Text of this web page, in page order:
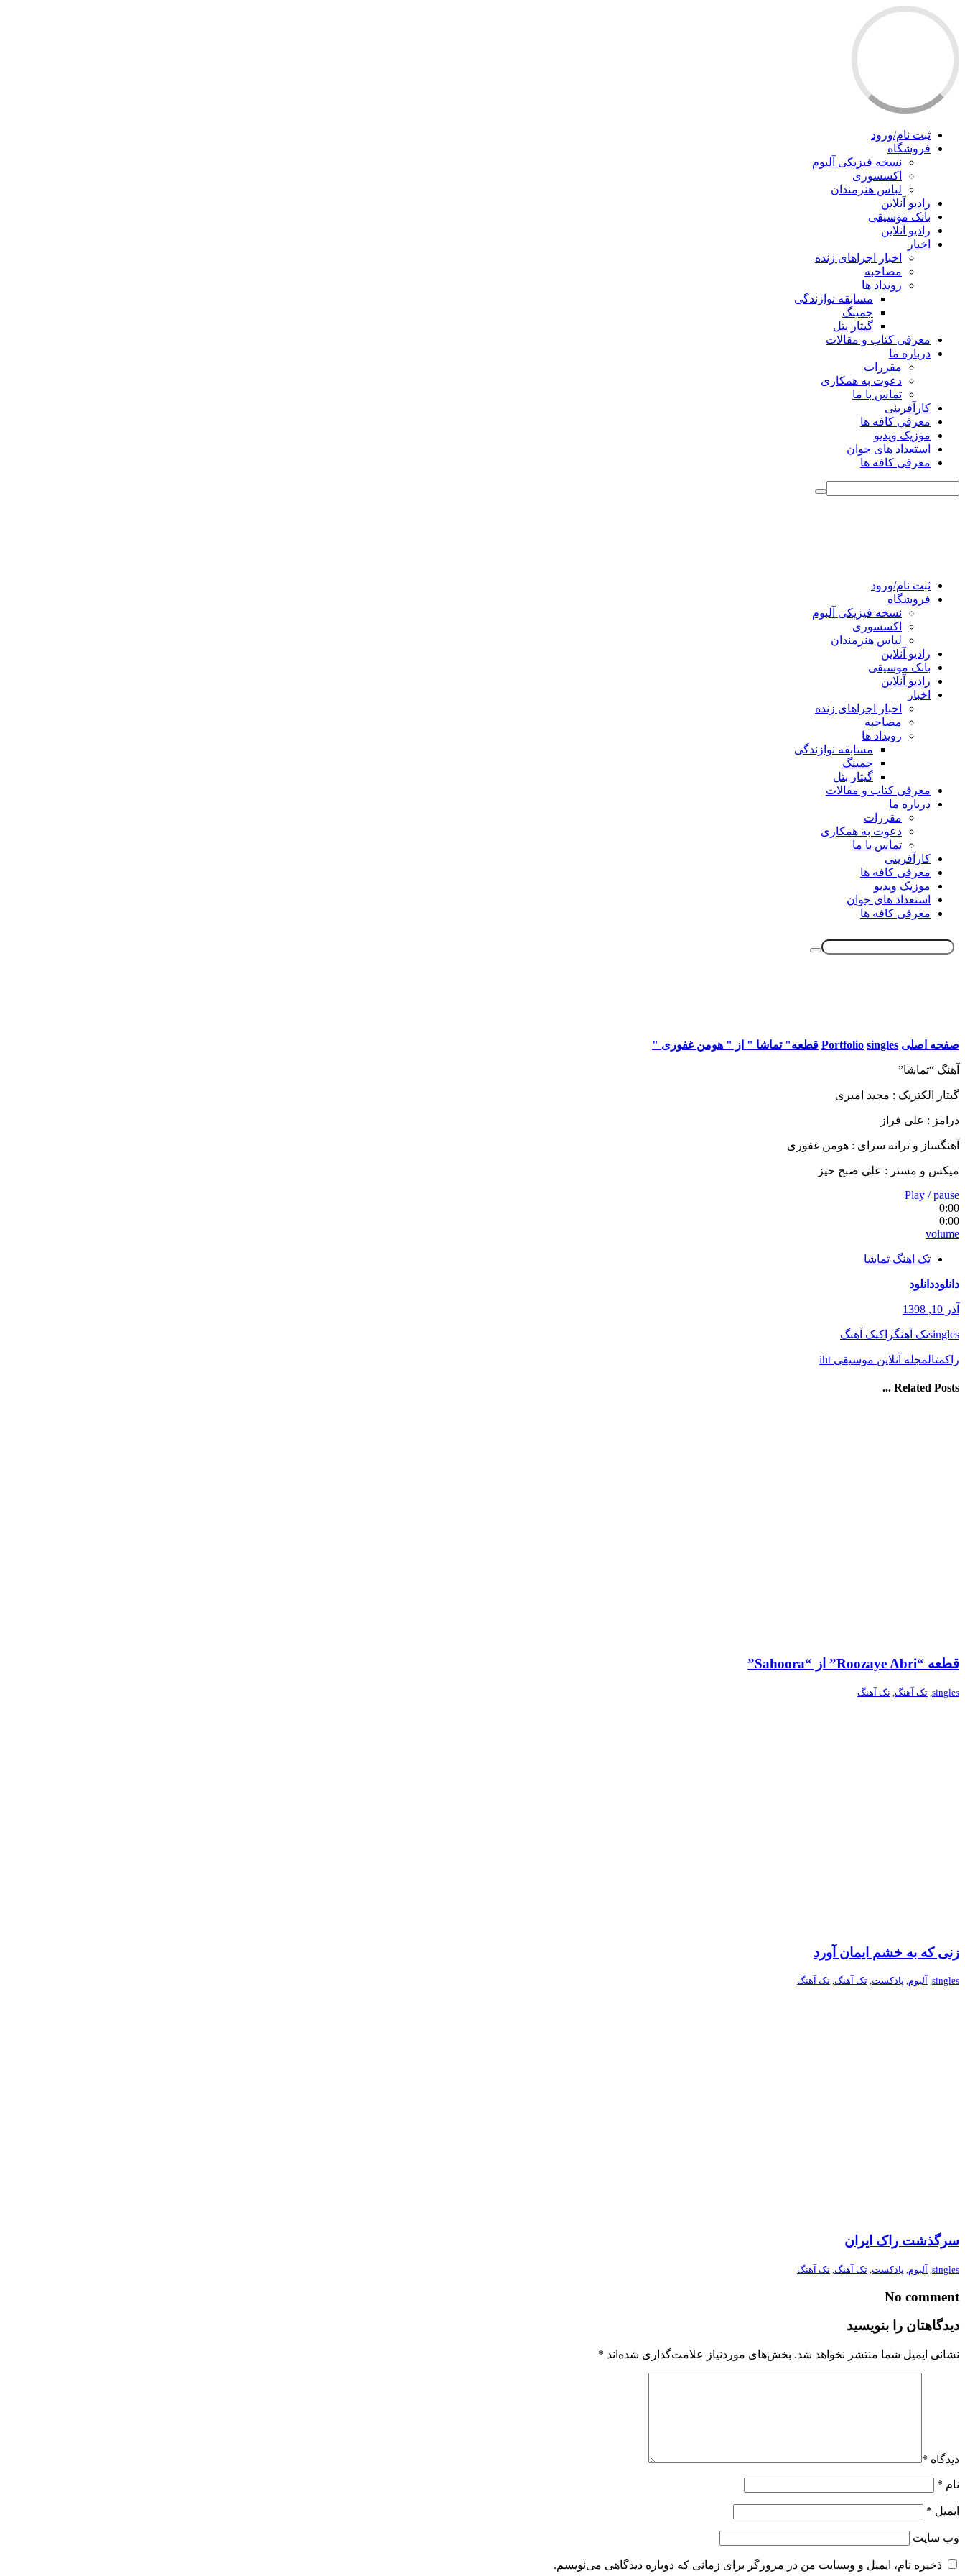
ثبت نام/ورود
فروشگاه
نسخه فیزیکی آلبوم
اکسسوری
لباس هنرمندان
رادیو آنلاین
بانک موسیقی
رادیو آنلاین
اخبار
اخبار اجراهای زنده
مصاحبه
رویداد ها
مسابقه نوازندگی
جمینگ
گیتار بتل
معرفی کتاب و مقالات
درباره ما
مقررات
دعوت به همکاری
تماس با ما
کارآفرینی
معرفی کافه ها
موزیک ویدیو
استعداد های جوان
معرفی کافه ها
ثبت نام/ورود
فروشگاه
نسخه فیزیکی آلبوم
اکسسوری
لباس هنرمندان
رادیو آنلاین
بانک موسیقی
رادیو آنلاین
اخبار
اخبار اجراهای زنده
مصاحبه
رویداد ها
مسابقه نوازندگی
جمینگ
گیتار بتل
معرفی کتاب و مقالات
درباره ما
مقررات
دعوت به همکاری
تماس با ما
کارآفرینی
معرفی کافه ها
موزیک ویدیو
استعداد های جوان
معرفی کافه ها
صفحه اصلی Portfolio singles قطعه" تماشا " از " هومن غفوری "
آهنگ “تماشا”
گیتار الکتریک : مجید امیری
درامز : علی فراز
آهنگساز و ترانه سرای : هومن غفوری
میکس و مستر : علی صبح خیز
Play / pause
0:00
0:00
volume
تک اهنگ تماشا
دانلوددانلود
آذر 10, 1398
singlesتک آهنگراکنک آهنگ
راکمتالمجله آنلاین موسیقی iht
Related Posts ...
قطعه “Roozaye Abri” از “Sahoora”
singles تک آهنگ نک آهنگ
زنی که به خشم ایمان آورد
singles
, آلبوم, پادکست, تک آهنگ, نک آهنگ
سرگذشت راک ایران
singles آلبوم پادکست تک آهنگ نک آهنگ
No comment
دیدگاهتان را بنویسید
نشانی ایمیل شما منتشر نخواهد شد. بخش‌های موردنیاز علامت‌گذاری شده‌اند *
دیدگاه *
نام *
ایمیل *
وب‌ سایت
ذخیره نام، ایمیل و وبسایت من در مرورگر برای زمانی که دوباره دیدگاهی می‌نویسم.